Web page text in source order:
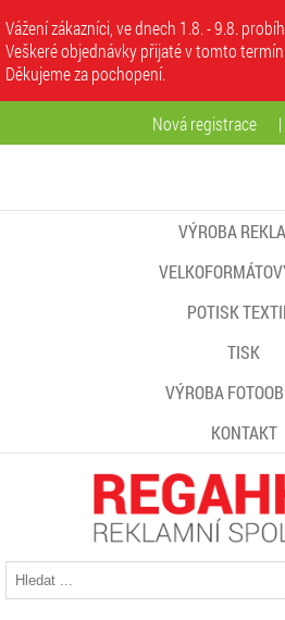
Vážení zákazníci, ve dnech 1.8. - 9.8.
Veškeré objednávky přijaté v tomto
Děkujeme za pochopení.
Nová registrace |
VÝROBA
POTISK
TISK
VÝROBA
KONTAKT